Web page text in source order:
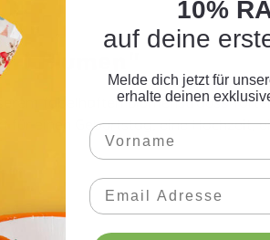
Blumen"
fabelhaften Blumenstrauss
einen Geburtstag, eine Hochzeit,
10%
auf deine
Melde dich jetzt für
erhalte deinen